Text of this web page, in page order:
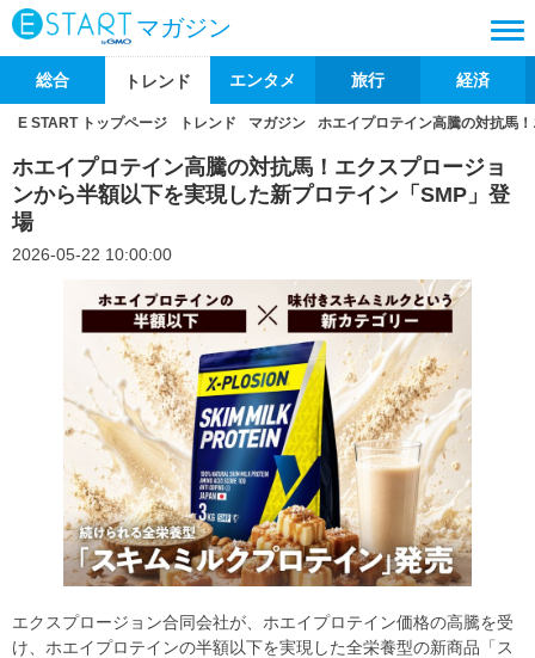
マガジン
総合 トレンド エンタメ 旅行 経済
E START トップページ トレンド マガジン ホエイプロテイン高騰の対抗馬
ホエイプロテイン高騰の対抗馬！エクスプロージョ
ンから半額以下を実現した新プロテイン「SMP」登
場
2026-05-22 10:00:00
エクスプロージョン合同会社が、ホエイプロテイン価格の高騰を受
け、ホエイプロテインの半額以下を実現した全栄養型の新商品「ス